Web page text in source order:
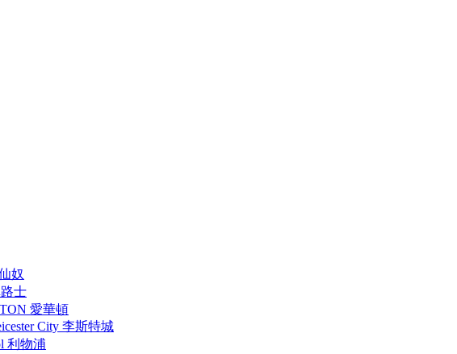
奴
路士
愛華頓
City 李斯特城
利物浦